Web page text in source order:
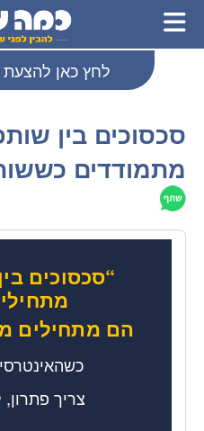
לחץ כאן להצעת
סכסוכים בין
מתמודדים
“סכסוכים
הם מתחילים
צריך